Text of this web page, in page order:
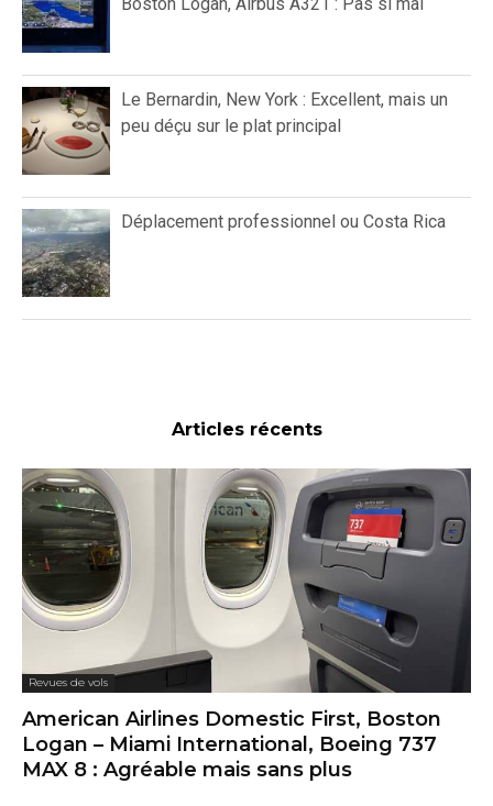
Le Bernardin, New York : Excellent, mais un
peu déçu sur le plat principal
Déplacement professionnel ou Costa Rica
Articles récents
Revues de vols
American Airlines Domestic First, Boston
Logan – Miami International, Boeing 737
MAX 8 : Agréable mais sans plus